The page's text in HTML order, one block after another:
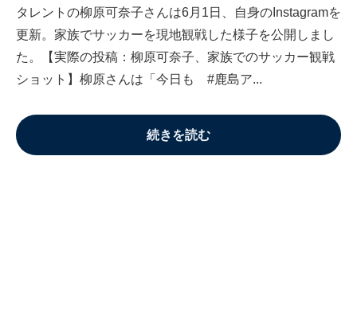
タレントの柳原可奈子さんは6月1日、自身のInstagramを
更新。家族でサッカーを現地観戦した様子を公開しまし
た。【実際の投稿：柳原可奈子、家族でのサッカー観戦
ショット】柳原さんは「今日も #鹿島ア...
続きを読む